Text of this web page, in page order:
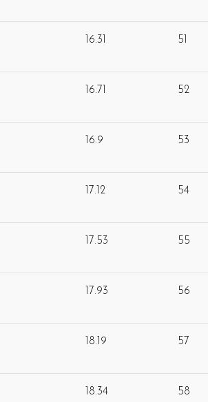
16.31 51
16.71 52
16.9 53
17.12 54
17.53 55
17.93 56
18.19 57
18.34 58